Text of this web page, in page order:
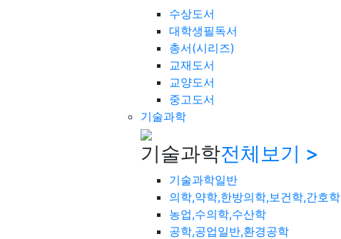
수상도서
대학생필독서
총서(시리즈)
교재도서
교양도서
중고도서
기술과학
기술과학전체보기 >
기술과학일반
의학,약학,한방의학,보건학,간호학
농업,수의학,수산학
공학,공업일반,환경공학